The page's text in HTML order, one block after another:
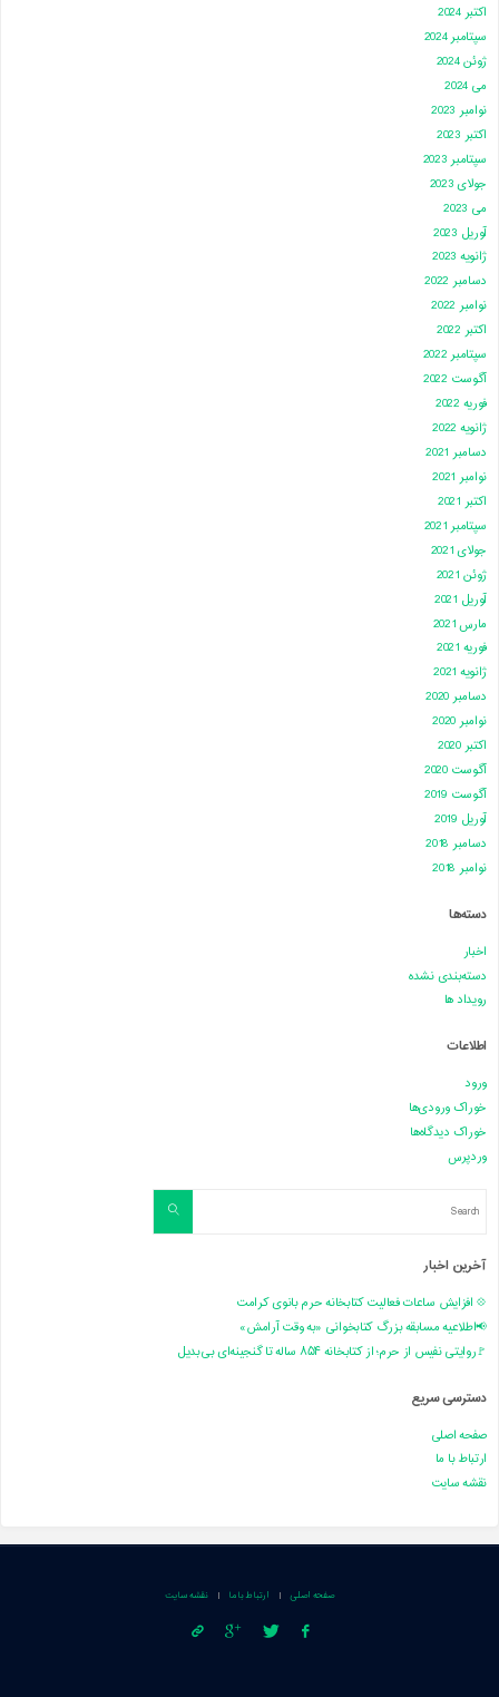
اکتبر 2024
سپتامبر 2024
ژوئن 2024
می 2024
نوامبر 2023
اکتبر 2023
سپتامبر 2023
جولای 2023
می 2023
آوریل 2023
ژانویه 2023
دسامبر 2022
نوامبر 2022
اکتبر 2022
سپتامبر 2022
آگوست 2022
فوریه 2022
ژانویه 2022
دسامبر 2021
نوامبر 2021
اکتبر 2021
سپتامبر 2021
جولای 2021
ژوئن 2021
آوریل 2021
مارس 2021
فوریه 2021
ژانویه 2021
دسامبر 2020
نوامبر 2020
اکتبر 2020
آگوست 2020
آگوست 2019
آوریل 2019
دسامبر 2018
نوامبر 2018
دسته‌ها
اخبار
دسته‌بندی نشده
رویداد ها
اطلاعات
ورود
خوراک ورودی‌ها
خوراک دیدگاه‌ها
وردپرس
Search
آخرین اخبار
💠 افزایش ساعات فعالیت کتابخانه حرم بانوی کرامت
📢اطلاعیه مسابقه بزرگ کتابخوانی «به وقت آرامش»
🚩روایتی نفیس از حرم؛ از کتابخانه ۸۵۴ ساله تا گنجینه‌ای بی‌بدیل
دسترسی سریع
صفحه اصلی
ارتباط با ما
نقشه سایت
صفحه اصلی | ارتباط با ما | نقشه سایت